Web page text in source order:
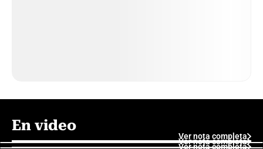
En video
Ver nota completa
Ver nota completa
Ver nota completa